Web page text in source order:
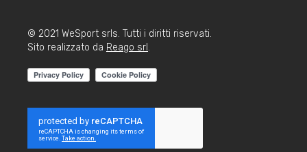
© 2021 WeSport srls. Tutti i diritti riservati.
Sito realizzato da Reago srl .